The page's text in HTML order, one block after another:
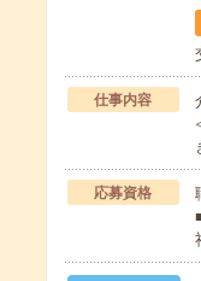
仕事内容
応募資格